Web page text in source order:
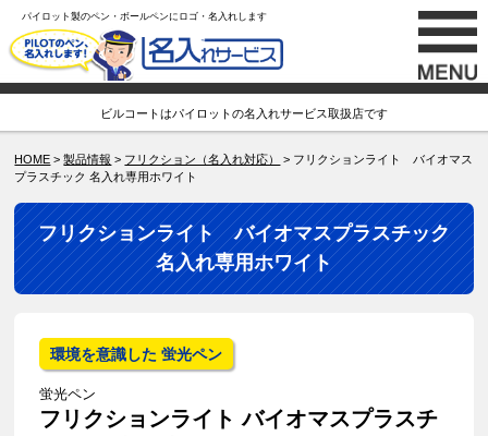
パイロット製のペン・ボールペンにロゴ・名入れします
ビルコートはパイロットの名入れサービス取扱店です
HOME >製品情報 > フリクション（名入れ対応）
> フリクションライト バイオマス
プラスチック 名入れ専用ホワイト
フリクションライト バイオマスプラスチック
名入れ専用ホワイト
環境を意識した 蛍光ペン
蛍光ペン
フリクションライト バイオマスプラスチ